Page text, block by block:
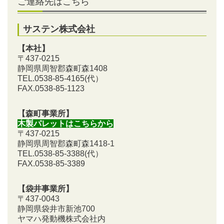
サステン株式会社
【本社】
〒437-0215
静岡県周智郡森町森1408
TEL.0538-85-4165(代）
FAX.0538-85-1123
【森町事業所】
木製パレットはこちらから
〒437-0215
静岡県周智郡森町森1418-1
TEL.0538-85-3388(代）
FAX.0538-85-3389
【袋井事業所】
〒437-0043
静岡県袋井市新池700
ヤマハ発動機株式会社内